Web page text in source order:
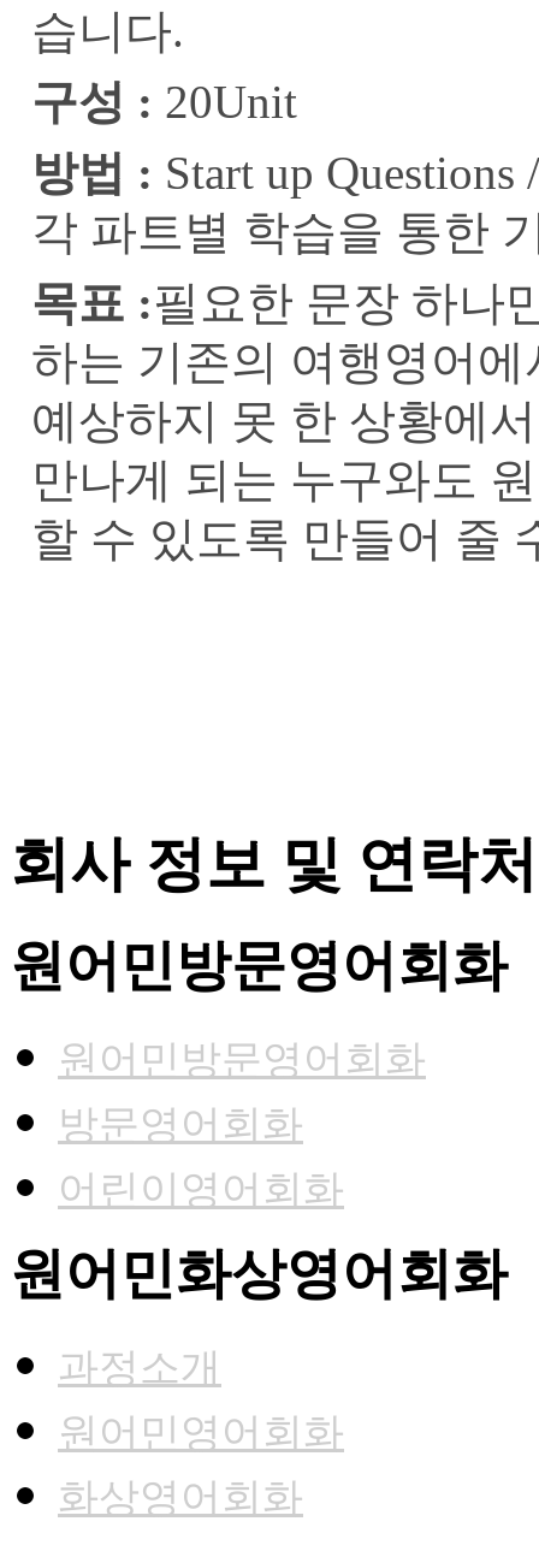
습니다.
구성 : 20Unit
방법 : Start up
각 파트별 학습을 통한
목표 :필요한 문장 하나
하는 기존의 여행영어
예상하지 못 한 상황에
만나게 되는 누구와도
할 수 있도록 만들어 줄
회사 정보 및 연락처
원어민방문영어회화
원어민방문영어회화
방문영어회화
어린이영어회화
원어민화상영어회화
과정소개
원어민영어회화
화상영어회화